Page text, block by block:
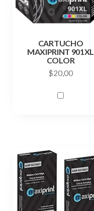
CARTUCHO
MAXIPRINT 901XL
COLOR
$20,00